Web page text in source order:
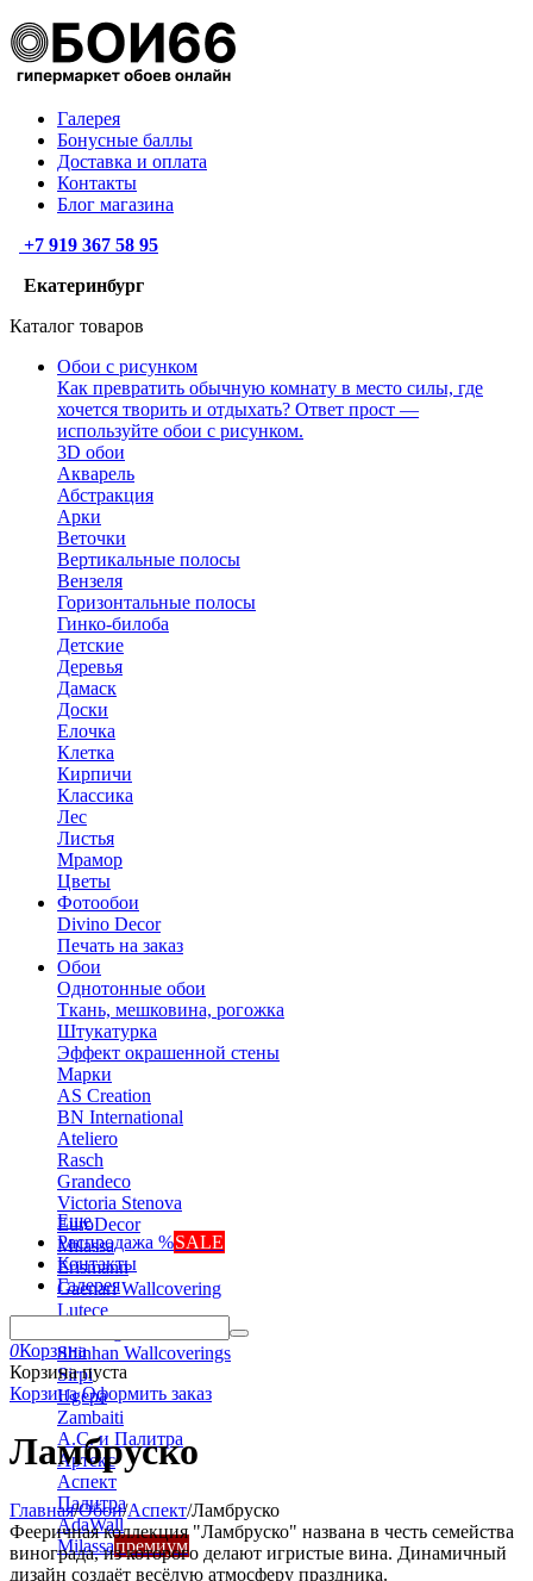
Галерея
Бонусные баллы
Доставка и оплата
Контакты
Блог магазина
+7 919 367 58 95
Екатеринбург
Каталог товаров
Обои с рисунком
Как превратить обычную комнату в место силы, где
хочется творить и отдыхать? Ответ прост —
используйте обои с рисунком.
3D обои
Акварель
Абстракция
Арки
Веточки
Вертикальные полосы
Вензеля
Горизонтальные полосы
Гинко-билоба
Детские
Деревья
Дамаск
Доски
Елочка
Клетка
Кирпичи
Классика
Лес
Листья
Мрамор
Цветы
Фотообои
Divino Decor
Печать на заказ
Обои
Однотонные обои
Ткань, мешковина, рогожка
Штукатурка
Эффект окрашенной стены
Марки
AS Creation
BN International
Ateliero
Rasch
Grandeco
Victoria Stenova
EuroDecor
Milassa
Erismann
Gaenari Wallcovering
Lutece
Shinhan Wallcoverings
Sirpi
Ugepa
Zambaiti
А.С. и Палитра
Артекс
Аспект
Палитра
AdaWall
Milassaпремиум
Еще
Распродажа %SALE
Контакты
Галерея
0Корзина
Корзина пуста
Корзина Оформить заказ
Ламбруско
Главная/Обои/Аспект/Ламбруско
Фееричная коллекция "Ламбруско" названа в честь семейства
винограда, из которого делают игристые вина. Динамичный
дизайн создаёт весёлую атмосферу праздника.